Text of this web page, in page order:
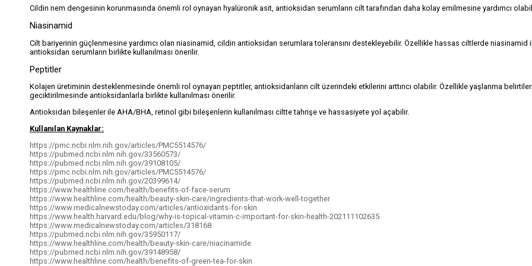
Cildin nem dengesinin korunmasında önemli rol oynayan hyalüronik asit, antioksidan serumların cilt tarafından daha kolay emilmesine yardımcı
Niasinamid
Cilt bariyerinin güçlenmesine yardımcı olan niasinamid, cildin antioksidan serumlara toleransını destekleyebilir. Özellikle hassas ciltlerde niasinamid
antioksidan serumların birlikte kullanılması önerilir.
Peptitler
Kolajen üretiminin desteklenmesinde önemli rol oynayan peptitler, antioksidanların cilt üzerindeki etkilerini arttırıcı olabilir. Özellikle yaşlanma
geciktirilmesinde antioksidanlarla birlikte kullanılması önerilir.
Antioksidan bileşenler ile AHA/BHA, retinol gibi bileşenlerin kullanılması ciltte tahrişe ve hassasiyete yol açabilir.
Kullanılan Kaynaklar:
https://pmc.ncbi.nlm.nih.gov/articles/PMC5514576/
https://pubmed.ncbi.nlm.nih.gov/33560573/
https://pubmed.ncbi.nlm.nih.gov/39108105/
https://pmc.ncbi.nlm.nih.gov/articles/PMC5514576/
https://pubmed.ncbi.nlm.nih.gov/20399614/
https://www.healthline.com/health/benefits-of-face-serum
https://www.healthline.com/health/beauty-skin-care/ingredients-that-work-well-together
https://www.medicalnewstoday.com/articles/antioxidants-for-skin
https://www.health.harvard.edu/blog/why-is-topical-vitamin-c-important-for-skin-health-202111102635
https://www.medicalnewstoday.com/articles/318168
https://pubmed.ncbi.nlm.nih.gov/35950117/
https://www.healthline.com/health/beauty-skin-care/niacinamide
https://pubmed.ncbi.nlm.nih.gov/39148958/
https://www.healthline.com/health/benefits-of-green-tea-for-skin